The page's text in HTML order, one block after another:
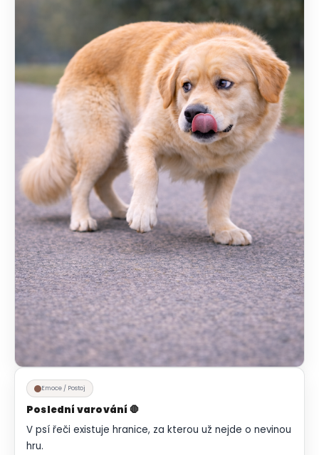
Emoce / Postoj
Poslední varování 🛑
V psí řeči existuje hranice, za kterou už nejde o nevinou
hru.